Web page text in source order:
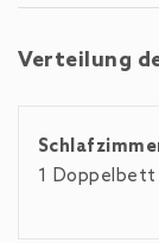
zum See ist ein
Liebsten auch
die
direkt an der
Verfügung wie
Verteilung
1 Doppelbett